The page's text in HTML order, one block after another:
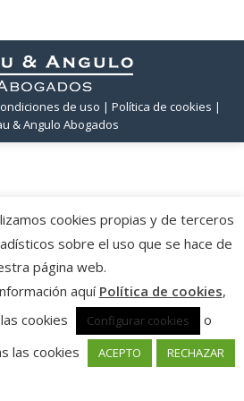
de uso | Política de cookies |
& Angulo Abogados
cookies propias y de terceros
sobre el uso que se hace de
página web.
aquí Política de cookies,
cookies
Configurar cookies
o
las cookies
ACEPTO RECHAZAR